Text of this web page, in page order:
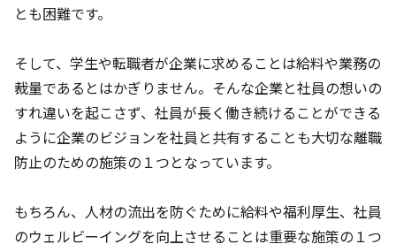
とも困難です。
そして、学生や転職者が企業に求めることは給料や業務の
裁量であるとはかぎりません。そんな企業と社員の想いの
すれ違いを起こさず、社員が長く働き続けることができる
ように企業のビジョンを社員と共有することも大切な離職
防止のための施策の１つとなっています。
もちろん、人材の流出を防ぐために給料や福利厚生、社員
のウェルビーイングを向上させることは重要な施策の１つ